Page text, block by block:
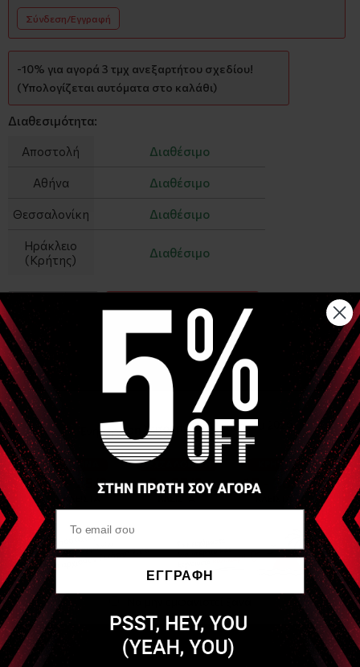
Σύνδεση/Εγγραφή
-10% για αγορά 3 τμχ ανεξαρτήτου σχεδίου!
(Υπολογίζεται αυτόματα στο καλάθι)
Διαθεσιμότητα:
Αποστολή Διαθέσιμο
Αθήνα Διαθέσιμο
Θεσσαλονίκη Διαθέσιμο
Ηράκλειο
(Κρήτης)
Διαθέσιμο
ΑΓΟΡΑ
Αναλυτική Περιγραφή
Guasha Stone Heart shape 8X6cm
Είδες Πρόσφατα
OEM
Εργαλείο Νεφρίτη Jade
Gua Sha Heart Shape
ΕΓΓΡΑΦΗ